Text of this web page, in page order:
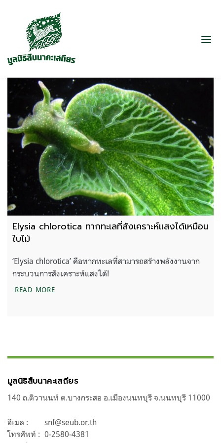
Elysia chlorotica ทากทะเลที่สังเคราะห์แสงได้เหมือน
ใบไม้
‘Elysia chlorotica’ คือทากทะเลที่สามารถสร้างพลังงานจาก
กระบวนการสังเคราะห์แสงได้!
READ MOREELYSIA CHLOROTICA ทากทะเลที่สังเคราะห์แสงได้เ
มูลนิธิสืบนาคะเสถียร
140 ถ.ติวานนท์ ต.บางกระสอ อ.เมืองนนทบุรี จ.นนทบุรี 11000
อีเมล :
snf@seub.or.th
โทรศัพท์ : 0-2580-4381